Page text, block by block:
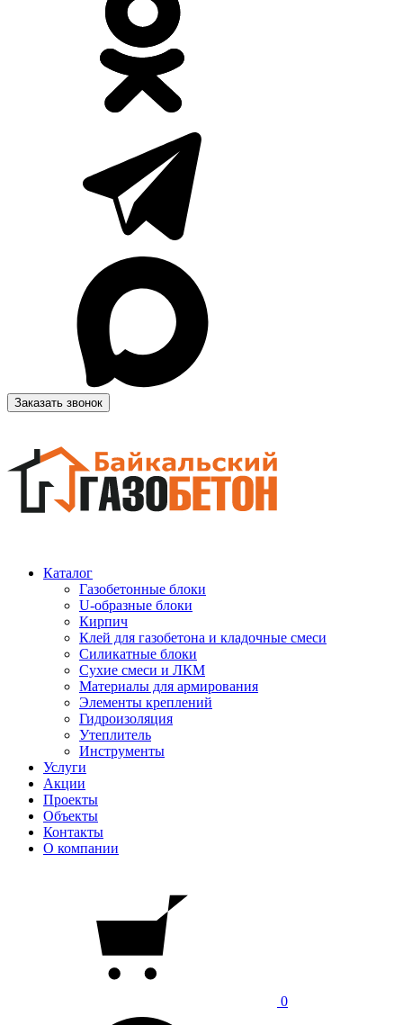
Заказать звонок
Каталог
Газобетонные блоки
U-образные блоки
Кирпич
Клей для газобетона и кладочные смеси
Силикатные блоки
Сухие смеси и ЛКМ
Материалы для армирования
Элементы креплений
Гидроизоляция
Утеплитель
Инструменты
Услуги
Акции
Проекты
Объекты
Контакты
О компании
0